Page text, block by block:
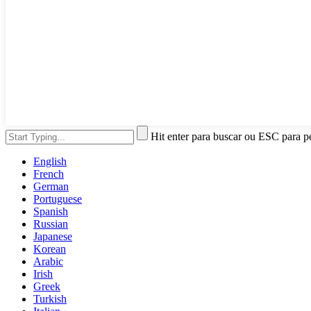
Hit enter para buscar ou ESC para
English
French
German
Portuguese
Spanish
Russian
Japanese
Korean
Arabic
Irish
Greek
Turkish